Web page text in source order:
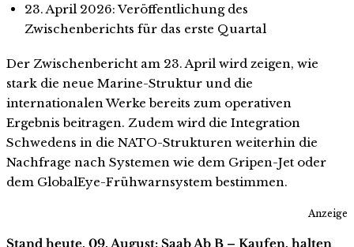
23. April 2026: Veröffentlichung des
Zwischenberichts für das erste Quartal
Der Zwischenbericht am 23. April wird zeigen, wie
stark die neue Marine-Struktur und die
internationalen Werke bereits zum operativen
Ergebnis beitragen. Zudem wird die Integration
Schwedens in die NATO-Strukturen weiterhin die
Nachfrage nach Systemen wie dem Gripen-Jet oder
dem GlobalEye-Frühwarnsystem bestimmen.
Anzeige
Stand heute, 09. August: Saab Ab B – Kaufen, halten